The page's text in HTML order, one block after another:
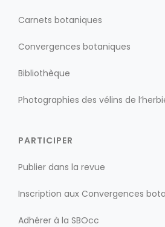
Carnets botaniques
Convergences botaniques
Bibliothèque
Photographies des vélins de
PARTICIPER
Publier dans la revue
Inscription aux Convergences
Adhérer à la SBOcc